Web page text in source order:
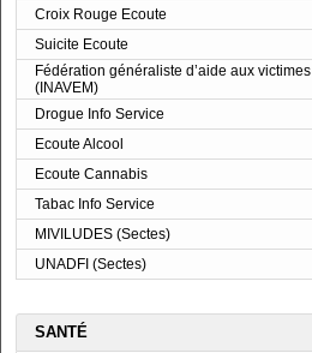
Croix Rouge Ecoute
Suicite Ecoute
Fédération généraliste d’aide aux victimes
(INAVEM)
Drogue Info Service
Ecoute Alcool
Ecoute Cannabis
Tabac Info Service
MIVILUDES (Sectes)
UNADFI (Sectes)
SANTÉ